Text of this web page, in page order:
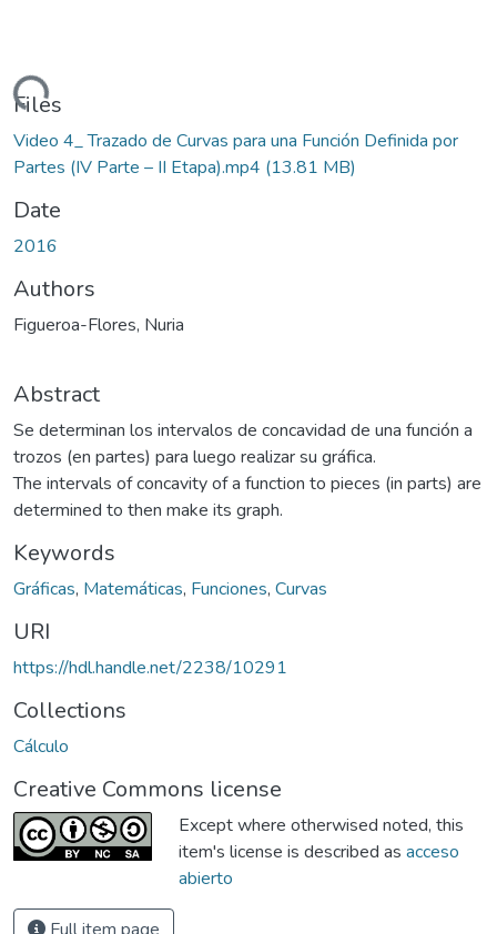
Files
Video 4_ Trazado de Curvas para una Función Definida por
Partes (IV Parte – II Etapa).mp4 (13.81 MB)
Date
2016
Authors
Figueroa-Flores, Nuria
Abstract
Se determinan los intervalos de concavidad de una función a
trozos (en partes) para luego realizar su gráfica.
The intervals of concavity of a function to pieces (in parts) are
determined to then make its graph.
Keywords
Gráficas, Matemáticas, Funciones, Curvas
URI
https://hdl.handle.net/2238/10291
Collections
Cálculo
Creative Commons license
Except where otherwised noted, this
item's license is described as acceso
abierto